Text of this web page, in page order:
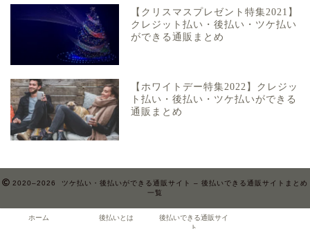
【クリスマスプレゼント特集2021】
クレジット払い・後払い・ツケ払い
ができる通販まとめ
【ホワイトデー特集2022】クレジッ
ト払い・後払い・ツケ払いができる
通販まとめ
2020–2026 ツケ払い・後払いができる通販サイト – 後払いできる通販サイトまとめ
一覧
ホーム 後払いとは
後払いできる通販サイ
ト